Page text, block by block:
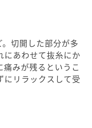
切開した部分が多
にあわせて抜糸にか
みが残るというこ
にリラックスして受